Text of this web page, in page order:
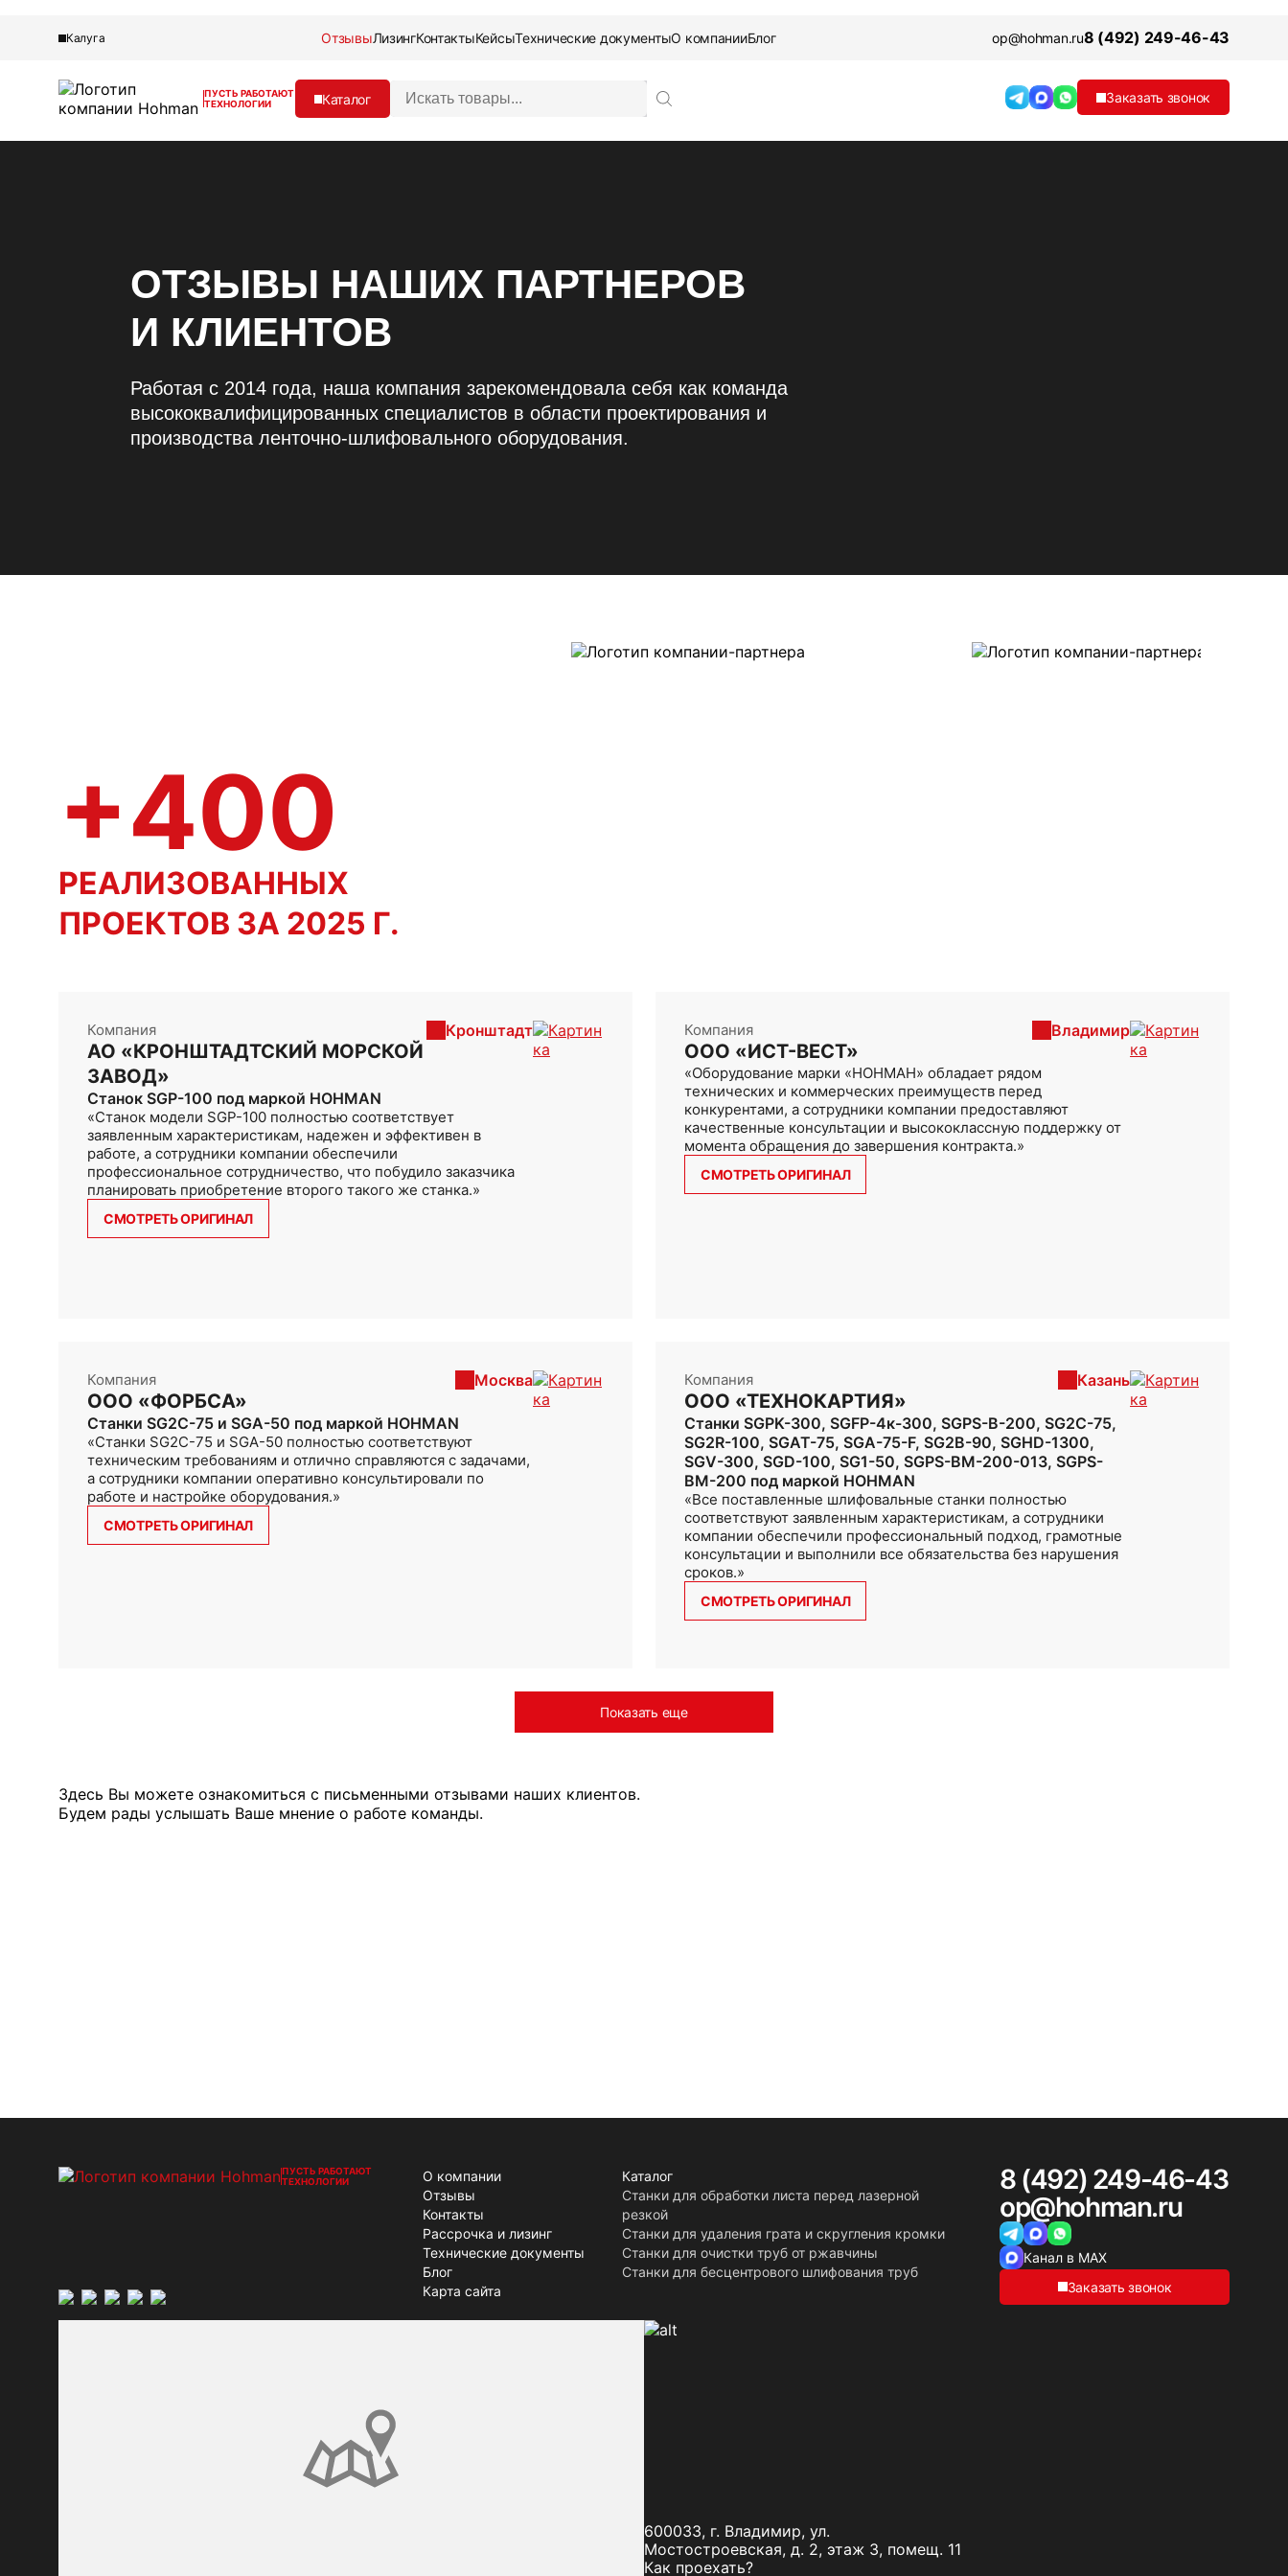
Калуга ОтзывыЛизингКонтактыКейсыТехнические документыО компанииБлог op@hohman.ru8 (492) 249-46-43
ПУСТЬ РАБОТАЮТ
ТЕХНОЛОГИИ
Каталог
В
д
о
с
:
Заказать звонок
Владимир
Заказать звонок
ОТЗЫВЫ НАШИХ ПАРТНЕРОВ
И КЛИЕНТОВ
Работая с 2014 года, наша компания зарекомендовала себя как команда
высококвалифицированных специалистов в области проектирования и
производства ленточно-шлифовального оборудования.
+400
РЕАЛИЗОВАННЫХ
ПРОЕКТОВ ЗА 2025 Г.
Компания
АО «КРОНШТАДТСКИЙ МОРСКОЙ
ЗАВОД»
Кронштадт
Станок SGP-100 под маркой HOHMAN
«Станок модели SGP-100 полностью соответствует
заявленным характеристикам, надежен и эффективен в
работе, а сотрудники компании обеспечили
профессиональное сотрудничество, что побудило заказчика
планировать приобретение второго такого же станка.»
СМОТРЕТЬ ОРИГИНАЛ
Компания
ООО «ИСТ-ВЕСТ»
Владимир
«Оборудование марки «НОНМАН» обладает рядом
технических и коммерческих преимуществ перед
конкурентами, а сотрудники компании предоставляют
качественные консультации и высококлассную поддержку от
момента обращения до завершения контракта.»
СМОТРЕТЬ ОРИГИНАЛ
Компания
ООО «ФОРБСА»
Москва
Станки SG2C-75 и SGA-50 под маркой HOHMAN
«Станки SG2C-75 и SGA-50 полностью соответствуют
техническим требованиям и отлично справляются с задачами,
а сотрудники компании оперативно консультировали по
работе и настройке оборудования.»
СМОТРЕТЬ ОРИГИНАЛ
Компания
ООО «ТЕХНОКАРТИЯ»
Казань
Станки SGPK-300, SGFP-4к-300, SGPS-B-200, SG2C-75,
SG2R-100, SGAT-75, SGA-75-F, SG2B-90, SGHD-1300,
SGV-300, SGD-100, SG1-50, SGPS-BM-200-013, SGPS-
BM-200 под маркой HOHMAN
«Все поставленные шлифовальные станки полностью
соответствуют заявленным характеристикам, а сотрудники
компании обеспечили профессиональный подход, грамотные
консультации и выполнили все обязательства без нарушения
сроков.»
СМОТРЕТЬ ОРИГИНАЛ
Показать еще
Здесь Вы можете ознакомиться с письменными отзывами наших клиентов.
Будем рады услышать Ваше мнение о работе команды.
ПУСТЬ РАБОТАЮТ
ТЕХНОЛОГИИ
О компании
Отзывы
Контакты
Рассрочка и лизинг
Технические документы
Блог
Карта сайта
Каталог
Станки для обработки листа перед лазерной
резкой
Станки для удаления грата и скругления кромки
Станки для очистки труб от ржавчины
Станки для бесцентрового шлифования труб
8 (492) 249-46-43
op@hohman.ru
Канал в MAX
Заказать звонок
600033, г. Владимир, ул.
Мостостроевская, д. 2, этаж 3, помещ. 11
Как проехать?